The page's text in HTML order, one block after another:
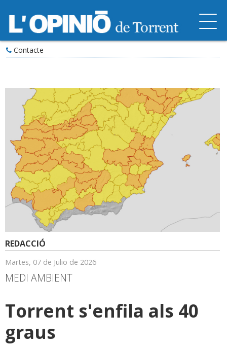
Contacte
REDACCIÓ
Martes, 07 de Julio de 2026
MEDI AMBIENT
Torrent s'enfila als 40
graus